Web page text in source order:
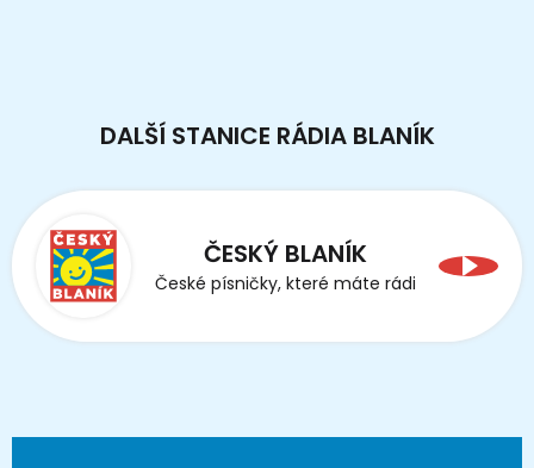
DALŠÍ STANICE RÁDIA BLANÍK
ČESKÝ BLANÍK
České písničky, které máte rádi